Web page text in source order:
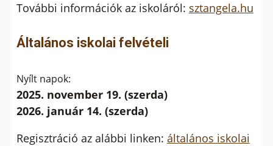
További információk az iskoláról: sztangela.hu
Általános iskolai felvételi
Nyílt napok:
2025. november 19. (szerda)
2026. január 14. (szerda)
Regisztráció az alábbi linken: általános iskolai